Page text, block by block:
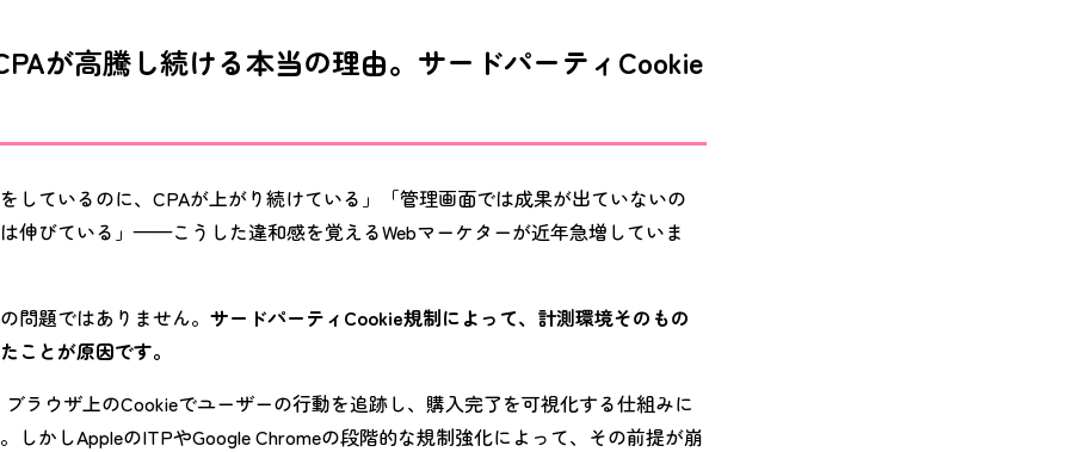
が高騰し続ける本当の理由。サードパーティCookie
をしているのに、CPAが上がり続けている」「管理画面では成果が出ていないの
伸びている」——こうした違和感を覚えるWebマーケターが近年急増していま
問題ではありません。 サードパーティCookie規制によって、計測環境そのもの
ことが原因です。
ラウザ上のCookieでユーザーの行動を追跡し、購入完了を可視化する仕組みに
しかしAppleのITPやGoogle Chromeの段階的な規制強化によって、その前提が崩